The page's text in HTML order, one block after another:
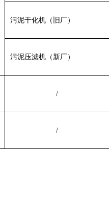
污泥干化机（旧厂）
污泥压滤机（新厂）
/
/